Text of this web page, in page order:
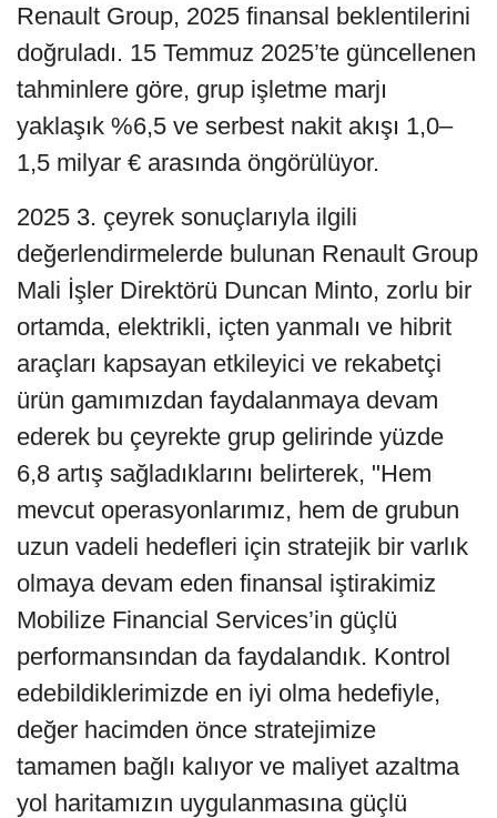
Renault Group, 2025 finansal beklentilerini
doğruladı. 15 Temmuz 2025’te güncellenen
tahminlere göre, grup işletme marjı
yaklaşık %6,5 ve serbest nakit akışı 1,0–
1,5 milyar € arasında öngörülüyor.
2025 3. çeyrek sonuçlarıyla ilgili
değerlendirmelerde bulunan Renault Group
Mali İşler Direktörü Duncan Minto, zorlu bir
ortamda, elektrikli, içten yanmalı ve hibrit
araçları kapsayan etkileyici ve rekabetçi
ürün gamımızdan faydalanmaya devam
ederek bu çeyrekte grup gelirinde yüzde
6,8 artış sağladıklarını belirterek, "Hem
mevcut operasyonlarımız, hem de grubun
uzun vadeli hedefleri için stratejik bir varlık
olmaya devam eden finansal iştirakimiz
Mobilize Financial Services’in güçlü
performansından da faydalandık. Kontrol
edebildiklerimizde en iyi olma hedefiyle,
değer hacimden önce stratejimize
tamamen bağlı kalıyor ve maliyet azaltma
yol haritamızın uygulanmasına güçlü